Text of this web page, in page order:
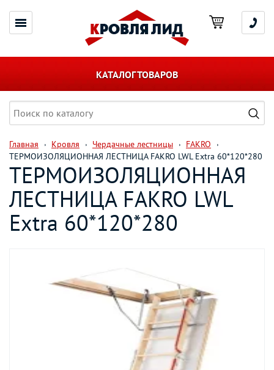
КАТАЛОГ ТОВАРОВ
Главная Кровля Чердачные лестницы
FAKRO
ТЕРМОИЗОЛЯЦИОННАЯ ЛЕСТНИЦА FAKRO LWL Extra 60*120*280
ТЕРМОИЗОЛЯЦИОННАЯ
ЛЕСТНИЦА FAKRO LWL
Extra 60*120*280